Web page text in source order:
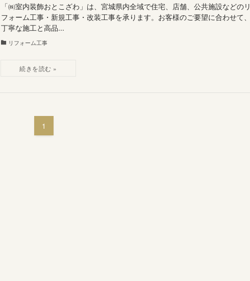
「㈱室内装飾おとこざわ」は、宮城県内全域で住宅、店舗、公共施設などのリ
フォーム工事・新規工事・改装工事を承ります。お客様のご要望に合わせて、
丁寧な施工と高品...
リフォーム工事
1